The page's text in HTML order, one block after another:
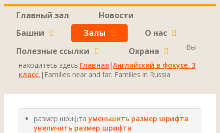
Главный зал
Новости
Башни
Залы
О нас
Полезные ссылки
Охрана
Вы
находитесь здесь:Главная |Английский в фокусе. 3
класс. | Families near and far. Families in Russia
размер шрифта уменьшить размер шрифта
увеличить размер шрифта